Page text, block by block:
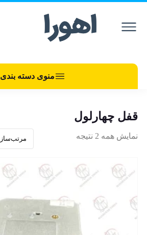
منوی دسته بندی
قفل چهارلول
نمایش همه 2 نتیجه